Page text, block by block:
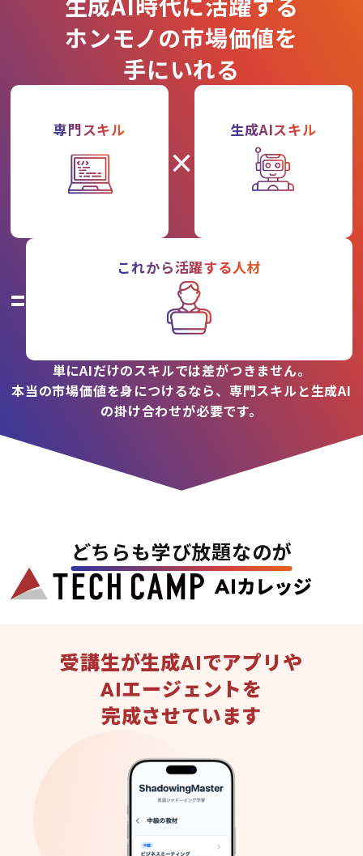
ホンモノの市場価値を
手にいれる
専門スキル
×
生成AIスキル
=
これから活躍する人材
単にAIだけのスキルでは差がつきません。
本当の市場価値を身につけるなら、専門スキルと生成AI
の掛け合わせが必要です。
どちらも学び放題なのが
受講生が生成AIでアプリや
AIエージェントを
完成させています